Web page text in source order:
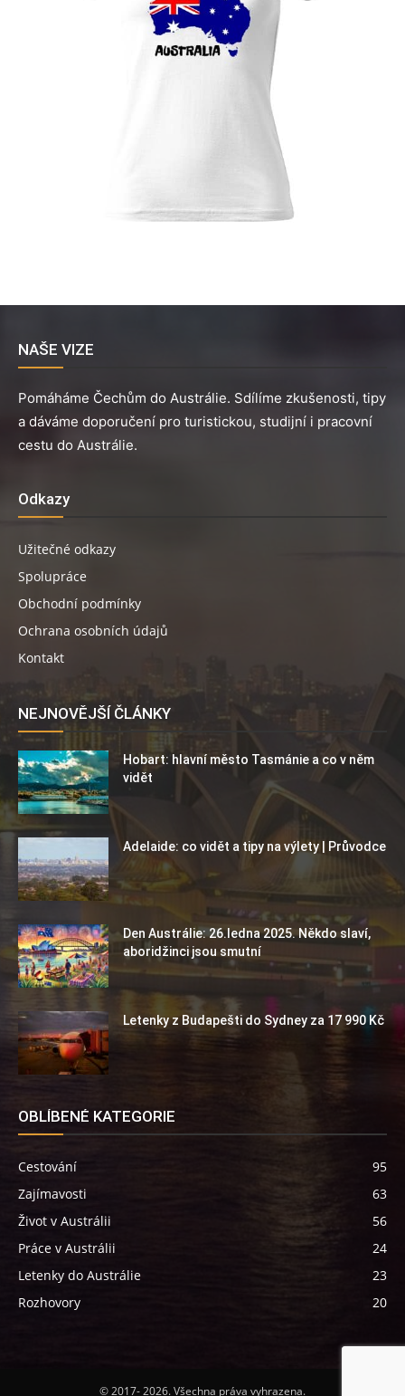
NAŠE VIZE
Pomáháme Čechům do Austrálie. Sdílíme zkušenosti, tipy
a dáváme doporučení pro turistickou, studijní i pracovní
cestu do Austrálie.
Odkazy
Užitečné odkazy
Spolupráce
Obchodní podmínky
Ochrana osobních údajů
Kontakt
NEJNOVĚJŠÍ ČLÁNKY
Hobart: hlavní město Tasmánie a co v něm
vidět
Adelaide: co vidět a tipy na výlety | Průvodce
Den Austrálie: 26.ledna 2025. Někdo slaví,
aboridžinci jsou smutní
Letenky z Budapešti do Sydney za 17 990 Kč
OBLÍBENÉ KATEGORIE
Cestování
95
Zajímavosti
63
Život v Austrálii
56
Práce v Austrálii
24
Letenky do Austrálie
23
Rozhovory
20
© 2017- 2026. Všechna práva vyhrazena.